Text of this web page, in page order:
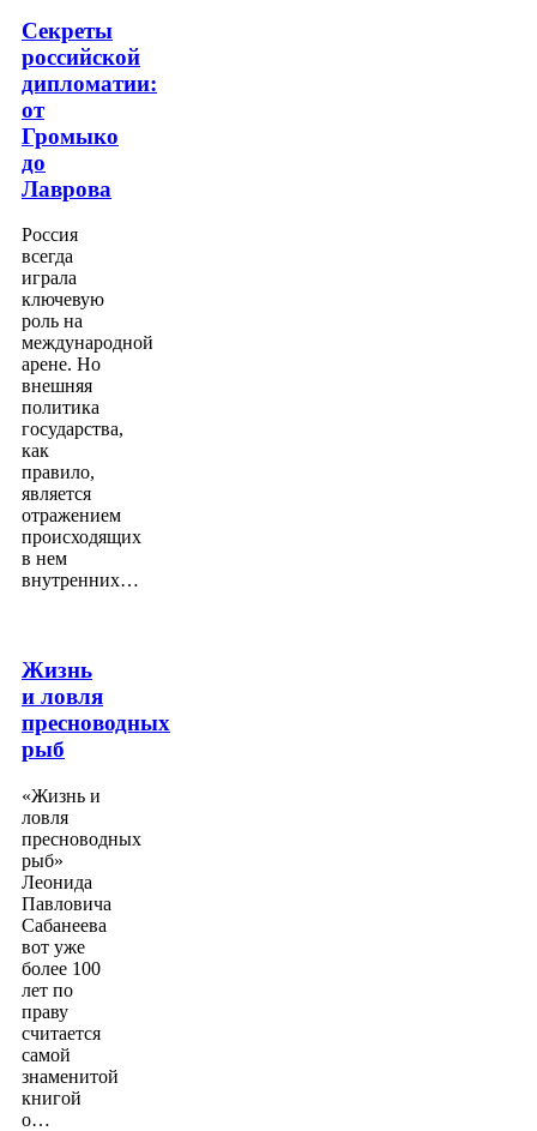
Секреты
российской
дипломатии:
от
Громыко
до
Лаврова
Россия
всегда
играла
ключевую
роль на
международной
арене. Но
внешняя
политика
государства,
как
правило,
является
отражением
происходящих
в нем
внутренних…
Жизнь
и ловля
пресноводных
рыб
«Жизнь и
ловля
пресноводных
рыб»
Леонида
Павловича
Сабанеева
вот уже
более 100
лет по
праву
считается
самой
знаменитой
книгой
о…